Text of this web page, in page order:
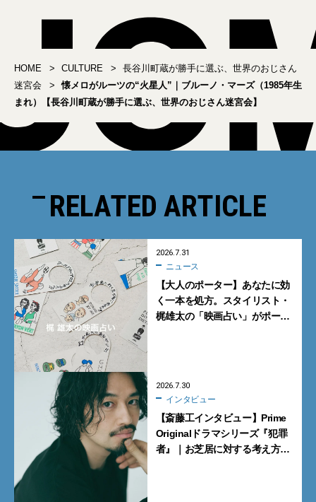
HOME CULTURE
長谷川町蔵が勝手に選ぶ、世界のおじさん
迷宮会
懐メロがルーツの“火星人”｜ブルーノ・マーズ（1985年生
まれ）【長谷川町蔵が勝手に選ぶ、世界のおじさん迷宮会】
RELATED ARTICLE
2026.7.31
ニュース
【大人のポーター】あなたに効
く一本を処方。スタイリスト・
梶雄太の「映画占い」がポー
2026.7.30
インタビュー
【斎藤工インタビュー】Prime
Originalドラマシリーズ『犯罪
者』｜お芝居に対する考え方が